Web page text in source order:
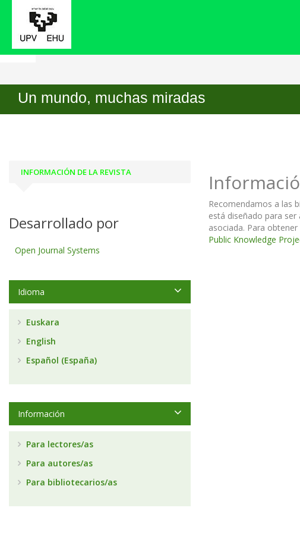
Un mundo, muchas miradas
Inicio Información para bibliotecarios/as
Recomendamos a las
está diseñado para
asociada. Para
Public Knowledge
INFORMACIÓN DE LA REVISTA
Desarrollado por
Open Journal Systems
Idioma
Euskara
English
Español (España)
Información
Para lectores/as
Para autores/as
Para bibliotecarios/as